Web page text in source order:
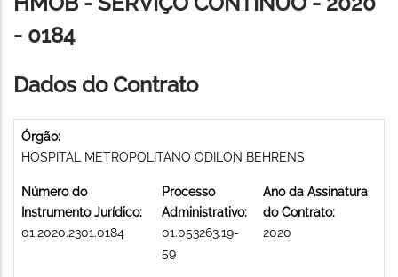
navegação
- 0184
Dados do Contrato
Órgão:
HOSPITAL METROPOLITANO ODILON BEHRENS
Número do
Instrumento Jurídico:
01.2020.2301.0184
Processo
Administrativo:
01.053263.19-
59
Ano da Assinatura
do Contrato:
2020